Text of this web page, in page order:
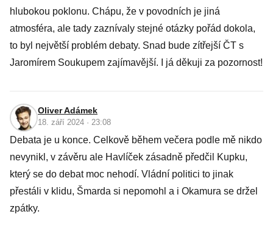
hlubokou poklonu. Chápu, že v povodních je jiná
atmosféra, ale tady zaznívaly stejné otázky pořád dokola,
to byl největší problém debaty. Snad bude zítřejší ČT s
Jaromírem Soukupem zajímavější. I já děkuji za pozornost!
Oliver Adámek
18. září 2024 · 23:08
Debata je u konce. Celkově během večera podle mě nikdo
nevynikl, v závěru ale Havlíček zásadně předčil Kupku,
který se do debat moc nehodí. Vládní politici to jinak
přestáli v klidu, Šmarda si nepomohl a i Okamura se držel
zpátky.